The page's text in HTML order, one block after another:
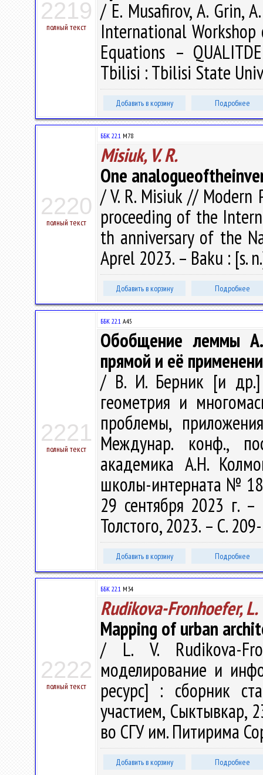
2219
полный текст
/ E. Musafirov, A. Grin,
International
Equations –
Tbilisi : Tbilisi State
Добавить в корзину Подробнее
2220
полный текст
ББК 22.1 M78
Misiuk, V. R.
One
/ V. R. Misiuk // Modern
proceeding of the
th anniversary of the
Aprel 2023. – Baku : [s.
Добавить в корзину Подробнее
2221
полный текст
ББК 22.1 А45
Обобщение леммы
прямой и её
/ В. И. Берник [и др.]
геометрия и
проблемы,
Междунар. конф.,
академика А.Н.
школы-интерната № 18
29 сентября 2023 г.
Толстого, 2023. – С.
Добавить в корзину Подробнее
2222
полный текст
ББК 22.1 М34
Rudikova-Fronhoefer, L.
Mapping of urban
/ L. V. Rudikova-
моделирование и
ресурс] : сборник
участием, Сыктывкар,
во СГУ им. Питирима
Добавить в корзину Подробнее